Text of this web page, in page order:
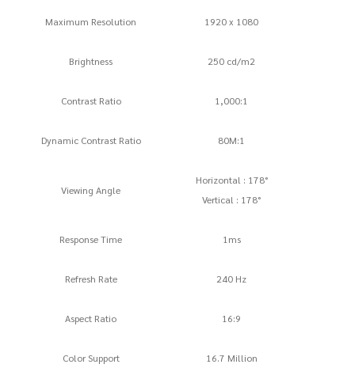
Maximum Resolution 1920 x 1080
Brightness 250 cd/m2
Contrast Ratio 1,000:1
Dynamic Contrast Ratio 80M:1
Viewing Angle
Horizontal : 178°
Vertical : 178°
Response Time 1ms
Refresh Rate 240 Hz
Aspect Ratio 16:9
Color Support 16.7 Million